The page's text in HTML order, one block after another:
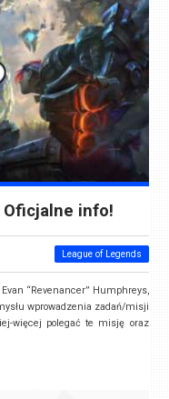
Oficjalne info!
League of Legends
“Revenancer” Humphreys,
wprowadzenia zadań/misji
więcej polegać te misję oraz